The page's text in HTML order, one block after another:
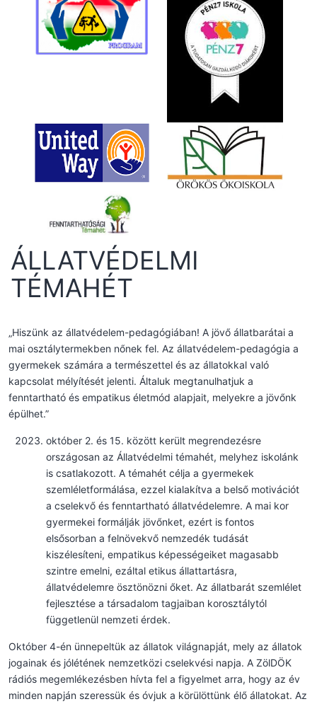
ÁLLATVÉDELMI
TÉMAHÉT
„Hiszünk az állatvédelem-pedagógiában! A jövő állatbarátai a
mai osztálytermekben nőnek fel. Az állatvédelem-pedagógia a
gyermekek számára a természettel és az állatokkal való
kapcsolat mélyítését jelenti. Általuk megtanulhatjuk a
fenntartható és empatikus életmód alapjait, melyekre a jövőnk
épülhet.”
október 2. és 15. között került megrendezésre
országosan az Állatvédelmi témahét, melyhez iskolánk
is csatlakozott. A témahét célja a gyermekek
szemléletformálása, ezzel kialakítva a belső motivációt
a cselekvő és fenntartható állatvédelemre. A mai kor
gyermekei formálják jövőnket, ezért is fontos
elsősorban a felnövekvő nemzedék tudását
kiszélesíteni, empatikus képességeiket magasabb
szintre emelni, ezáltal etikus állattartásra,
állatvédelemre ösztönözni őket. Az állatbarát szemlélet
fejlesztése a társadalom tagjaiban korosztálytól
függetlenül nemzeti érdek.
Október 4-én ünnepeltük az állatok világnapját, mely az állatok
jogainak és jólétének nemzetközi cselekvési napja. A ZölDÖK
rádiós megemlékezésben hívta fel a figyelmet arra, hogy az év
minden napján szeressük és óvjuk a körülöttünk élő állatokat. Az